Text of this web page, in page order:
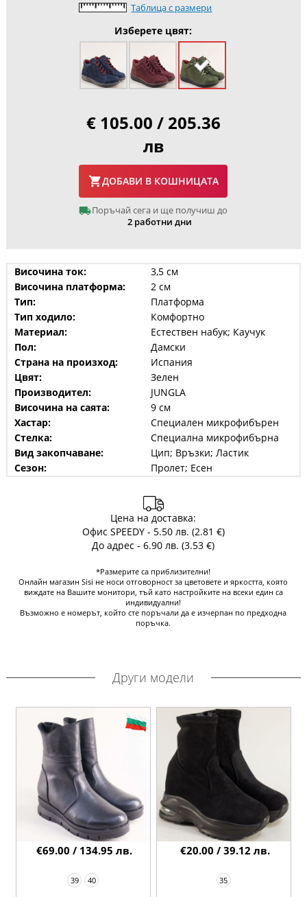
Таблица с размери
Изберете цвят:
€ 105.00 / 205.36
лв
ДОБАВИ В КОШНИЦАТА
Поръчай сега и ще получиш до
2 работни дни
Височина ток:
3,5 см
Височина платформа:
2 см
Тип:
Платформа
Тип ходило:
Комфортно
Материал:
Естествен набук; Каучук
Пол:
Дамски
Страна на произход:
Испания
Цвят:
Зелен
Производител:
JUNGLA
Височина на саята:
9 см
Хастар:
Специален микрофибърен
Стелка:
Специална микрофибърна
Вид закопчаване:
Цип; Връзки; Ластик
Сезон:
Пролет; Есен
Цена на доставка:
Офис SPEEDY - 5.50 лв. (2.81 €)
До адрес - 6.90 лв. (3.53 €)
*Размерите са приблизителни!
Онлайн магазин Sisi не носи отговорност за цветовете и яркостта, която
виждате на Вашите монитори, тъй като настройките на всеки един са
индивидуални!
Възможно е номерът, който сте поръчали да е изчерпан по предходна
поръчка.
Други модели
39 40
€69.00 / 134.95 лв.
35
€20.00 / 39.12 лв.